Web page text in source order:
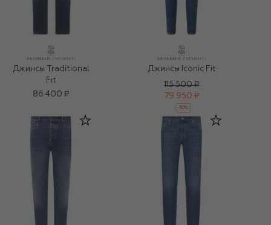
Джинсы Traditional
Fit
86 400 ₽
Джинсы Iconic Fit
115 500 ₽
79 950 ₽
-30%